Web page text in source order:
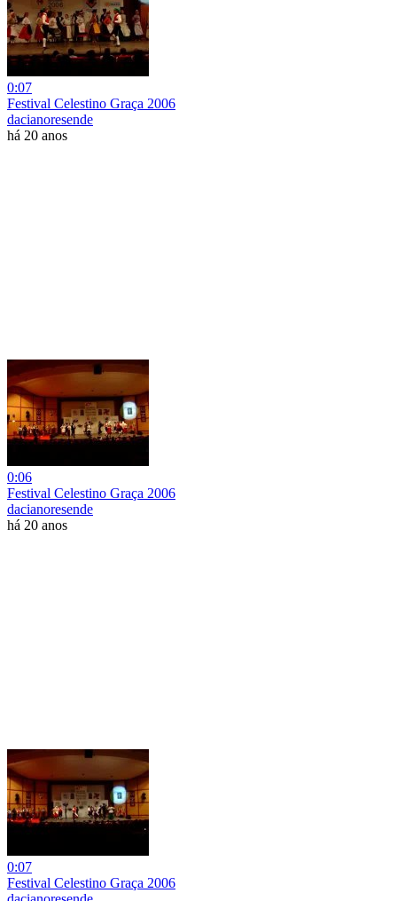
0:07
Festival Celestino Graça 2006
dacianoresende
há 20 anos
0:06
Festival Celestino Graça 2006
dacianoresende
há 20 anos
0:07
Festival Celestino Graça 2006